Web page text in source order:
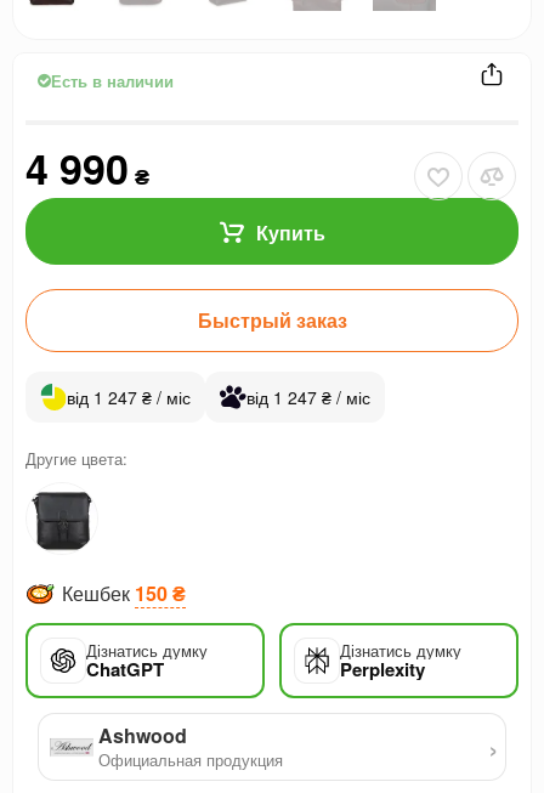
Есть в наличии
4 990 ₴
Купить
Быстрый заказ
від 1 247 ₴ / міс від 1 247 ₴ / міс
Другие цвета:
Кешбек 150 ₴
Дізнатись думку
ChatGPT
Дізнатись думку
Perplexity
Ashwood
Официальная продукция ›